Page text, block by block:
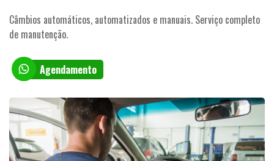
Câmbios automáticos, automatizados e manuais. Serviço completo
de manutenção.
Agendamento